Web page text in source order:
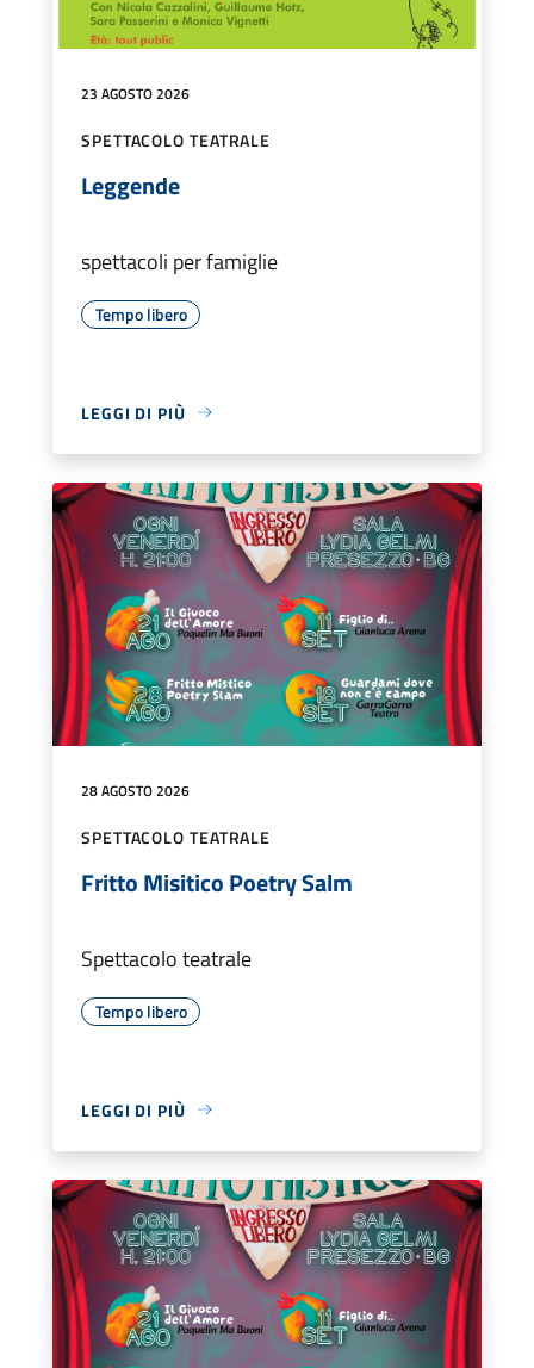
23 AGOSTO 2026
SPETTACOLO TEATRALE
Leggende
spettacoli per famiglie
Tempo libero
LEGGI DI PIÙ
28 AGOSTO 2026
SPETTACOLO TEATRALE
Fritto Misitico Poetry Salm
Spettacolo teatrale
Tempo libero
LEGGI DI PIÙ